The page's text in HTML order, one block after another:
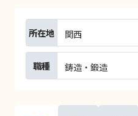
所在地 関西
職種 鋳造・鍛造